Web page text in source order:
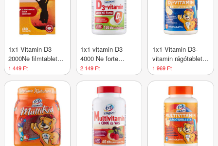
1x1 Vitamin D3
2000Ne filmtabletta
- 60 db
1 449 Ft
1x1 vitamin D3
4000 Ne forte
rágótabletta - 100
db
2 149 Ft
1x1 Vitamin D3-
vitamin rágótabletta
napocskás - 90 db
1 969 Ft